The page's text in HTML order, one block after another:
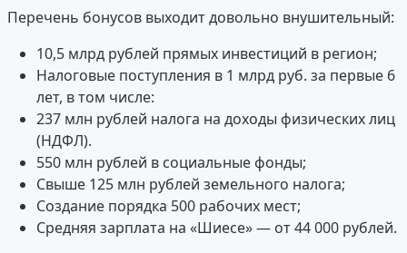
Перечень бонусов выходит довольно внушительный:
10,5 млрд рублей прямых инвестиций в регион;
Налоговые поступления в 1 млрд руб. за первые 6
лет, в том числе:
237 млн рублей налога на доходы физических лиц
(НДФЛ).
550 млн рублей в социальные фонды;
Свыше 125 млн рублей земельного налога;
Создание порядка 500 рабочих мест;
Средняя зарплата на «Шиесе» — от 44 000 рублей.